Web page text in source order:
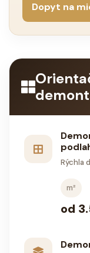
Dopyt na
Rýchla
m²
od